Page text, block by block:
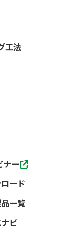
工法
ナー
ード
一覧
ビ